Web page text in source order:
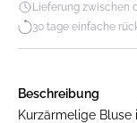
Lieferung zwischen
30 tage einfache
Beschreibung
Kurzärmelige